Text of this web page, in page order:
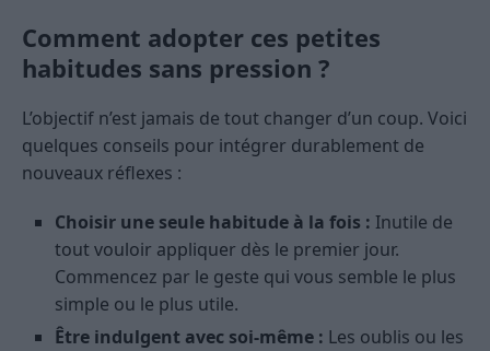
Comment adopter ces petites
habitudes sans pression ?
L’objectif n’est jamais de tout changer d’un coup. Voici
quelques conseils pour intégrer durablement de
nouveaux réflexes :
Choisir une seule habitude à la fois : Inutile de
tout vouloir appliquer dès le premier jour.
Commencez par le geste qui vous semble le plus
simple ou le plus utile.
Être indulgent avec soi-même : Les oublis ou les